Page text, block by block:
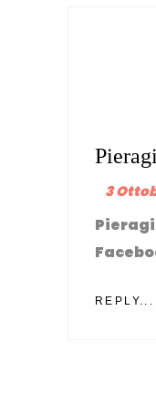
3
REPLY...